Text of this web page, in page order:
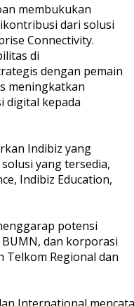
membukukan
dari solusi
Connectivity.
di
dengan pemain
meningkatkan
digital kepada
Indibiz yang
yang tersedia,
Indibiz Education,
potensi
dan korporasi
Telkom Regional dan